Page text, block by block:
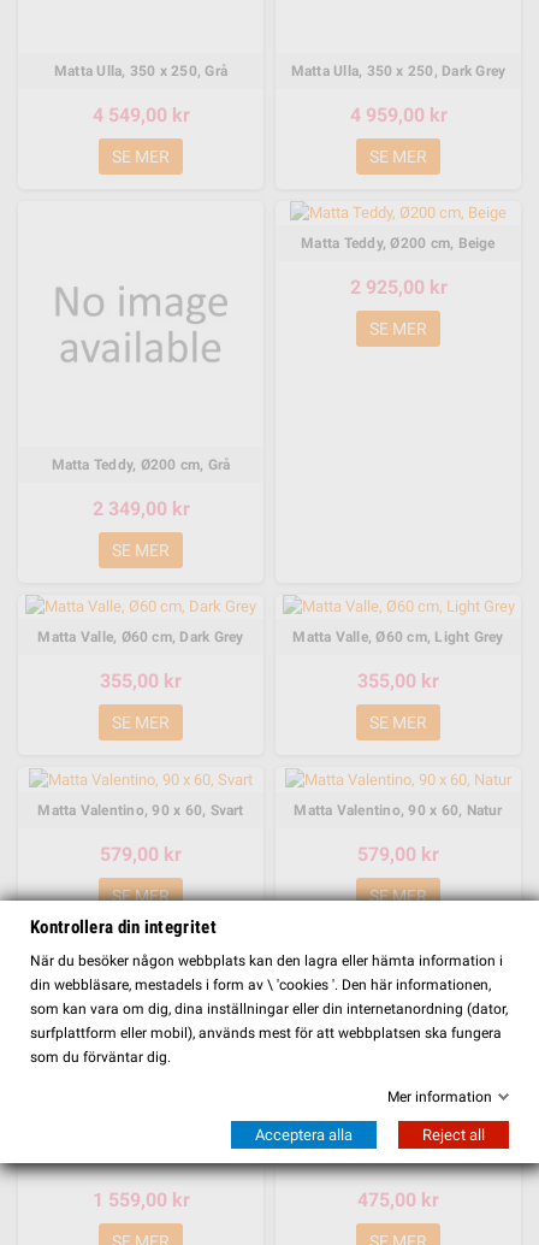
Matta Ulla, 350 x 250, Grå
4 549,00 kr
SE MER
Matta Ulla, 350 x 250, Dark Grey
4 959,00 kr
SE MER
Matta Teddy, Ø200 cm, Grå
2 349,00 kr
SE MER
Matta Teddy, Ø200 cm, Beige
2 925,00 kr
SE MER
Matta Valle, Ø60 cm, Dark Grey
355,00 kr
SE MER
Matta Valle, Ø60 cm, Light Grey
355,00 kr
SE MER
Matta Valentino, 90 x 60, Svart
579,00 kr
SE MER
Matta Valentino, 90 x 60, Natur
579,00 kr
SE MER
Matta Sten, 75 x 50, Dark Grey
495,00 kr
SE MER
Matta Todd, 290 x 200, Vit
2 035,00 kr
1 559,00 kr 475,00 kr
Kontrollera din integritet
När du besöker någon webbplats kan den lagra eller hämta information i
din webbläsare, mestadels i form av \ 'cookies '. Den här informationen,
som kan vara om dig, dina inställningar eller din internetanordning (dator,
surfplattform eller mobil), används mest för att webbplatsen ska fungera
som du förväntar dig.
Mer information
Acceptera alla Reject all